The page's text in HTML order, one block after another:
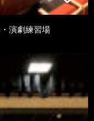
演劇練習場